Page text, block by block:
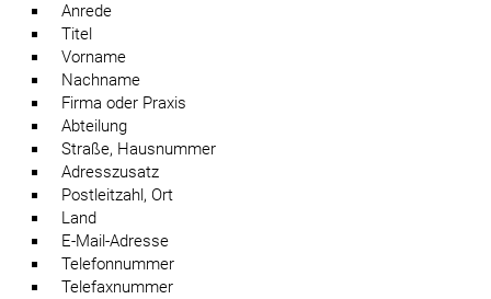
Anrede
Titel
Vorname
Nachname
Firma oder Praxis
Abteilung
Straße, Hausnummer
Adresszusatz
Postleitzahl, Ort
Land
E-Mail-Adresse
Telefonnummer
Telefaxnummer